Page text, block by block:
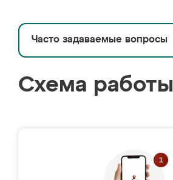
Часто задаваемые вопросы
Схема работы